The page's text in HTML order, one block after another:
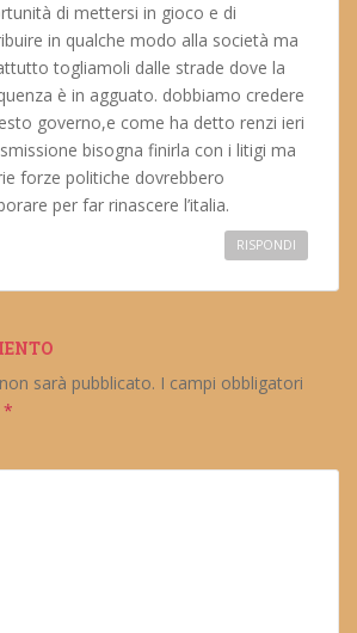
di mettersi in gioco e di
in qualche modo alla società ma
togliamoli dalle strade dove la
è in agguato. dobbiamo credere
governo,e come ha detto renzi ieri
bisogna finirla con i litigi ma
forze politiche dovrebbero
per far rinascere l’italia.
RISPONDI
sarà pubblicato. I campi obbligatori
*